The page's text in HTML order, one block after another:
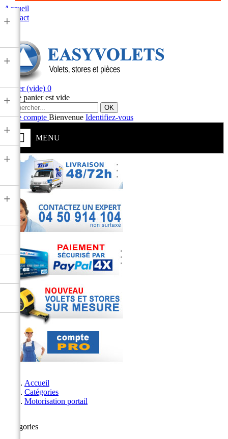
Accueil
Contact
Panier (vide) 0
Votre panier est vide
OK
Votre compte Bienvenue Identifiez-vous
MENU
+
+
+
+
+
+
Accueil
Catégories
Motorisation portail
Catégories